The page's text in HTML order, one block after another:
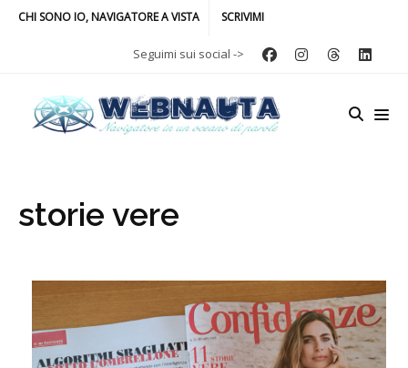
CHI SONO IO, NAVIGATORE A VISTA SCRIVIMI
Seguimi sui social ->
storie vere